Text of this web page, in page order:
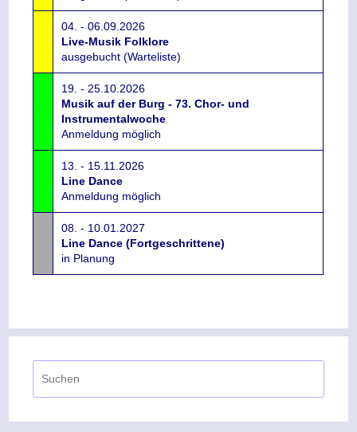
04. - 06.09.2026
Live-Musik Folklore
ausgebucht (Warteliste)
19. - 25.10.2026
Musik auf der Burg - 73. Chor- und
Instrumentalwoche
Anmeldung möglich
13. - 15.11.2026
Line Dance
Anmeldung möglich
08. - 10.01.2027
Line Dance (Fortgeschrittene)
in Planung